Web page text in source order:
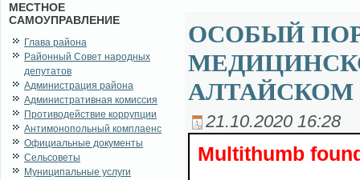
МЕСТНОЕ
САМОУПРАВЛЕНИЕ
Глава района
Районный Совет народных
депутатов
Администрация района
Административная комиссия
Противодействие коррупции
Антимонопольный комплаенс
Официальные документы
Сельсоветы
Муниципальные услуги
ОСОБЫЙ
АЛТАЙСКОМ
21.10.2020 16:28
Multithumb